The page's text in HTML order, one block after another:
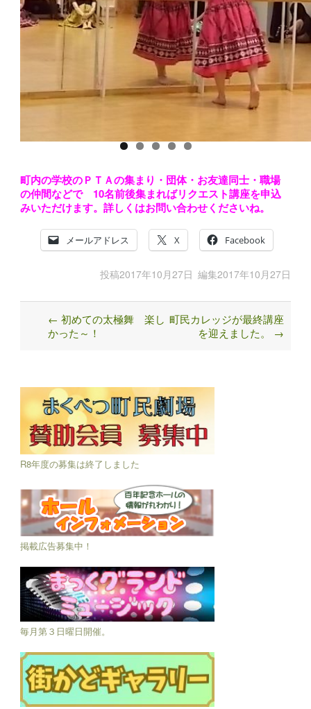
町内の学校のＰＴＡの集まり・団体・お友達同士・職場
の仲間などで 10名前後集まればリクエスト講座を申込
みいただけます。詳しくはお問い合わせくださいね。
メールアドレス X Facebook
投稿2017年10月27日 編集2017年10月27日
Post
navigation
← 初めての太極舞 楽し
かった～！
町民カレッジが最終講座
を迎えました。
→
R8年度の募集は終了しました
掲載広告募集中！
毎月第３日曜日開催。